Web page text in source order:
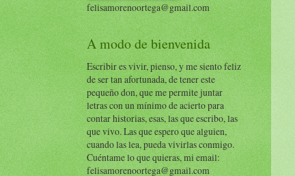
felisamorenoortega@gmail.com
A modo de bienvenida
Escribir es vivir, pienso, y me siento feliz
de ser tan afortunada, de tener este
pequeño don, que me permite juntar
letras con un mínimo de acierto para
contar historias, esas, las que escribo, las
que vivo. Las que espero que alguien,
cuando las lea, pueda vivirlas conmigo.
Cuéntame lo que quieras, mi email:
felisamorenoortega@gmail.com